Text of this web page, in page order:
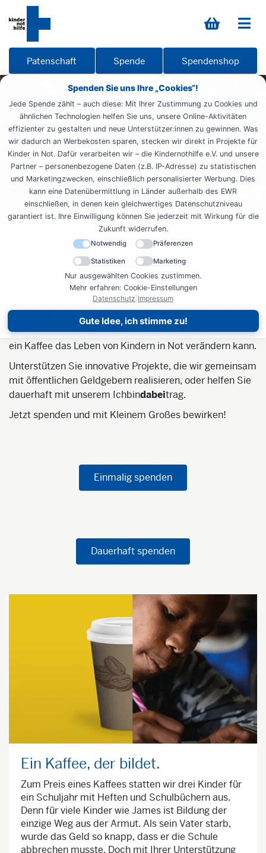
Spenden Sie uns Ihre „Cookies“!
Jede Spende zählt – auch diese: Mit Ihrer Zustimmung zu Cookies und
ähnlichen Technologien helfen Sie uns, unsere Online-Aktivitäten
effizienter zu gestalten und neue Unterstützer:innen zu gewinnen. Was
wir dadurch an Werbekosten sparen, stecken wir direkt in Projekte für
Kinder in Not. Dafür verarbeiten wir – die Kindernothilfe e.V. und unsere
Partner – personenbezogene Daten (z.B. IP-Adresse) zu statistischen
und Marketingzwecken, einschließlich personalisierter Werbung. Dies
kann eine Datenübermittlung in Länder außerhalb des EWR
einschließen, in denen kein gleichwertiges Datenschutzniveau
garantiert ist. Ihre Einwilligung können Sie jederzeit mit Wirkung für die
Zukunft widerrufen.
Notwendig Präferenzen
Statistiken Marketing
Nur ausgewählten Cookies zustimmen.
Mehr erfahren: Cookie-Einstellungen
Datenschutz Impressum
Gute Idee, ich stimme zu!
Patenschaft Spende Spendenshop
Kleine Spende, große
Wirkung
Jede Spende zählt–und jeder Beitrag hilft. Denn was
für uns Alltags-Kleinigkeiten sind, kann für andere die
Welt bedeuten. Finden Sie heraus, wieso beispielsweise
ein Kaffee das Leben von Kindern in Not verändern kann.
Unterstützen Sie innovative Projekte, die wir gemeinsam
mit öffentlichen Geldgebern realisieren, oder helfen Sie
dauerhaft mit unserem Ichbindabeitrag.
Jetzt spenden und mit Kleinem Großes bewirken!
Einmalig spenden
Dauerhaft spenden
Ein Kaffee, der bildet.
Zum Preis eines Kaffees statten wir drei Kinder für
ein Schuljahr mit Heften und Schulbüchern aus.
Denn für viele Kinder wie James ist Bildung der
einzige Weg aus der Armut. Als sein Vater starb,
wurde das Geld so knapp, dass er die Schule
abbrechen musste. Doch mit Ihrer Unterstützung